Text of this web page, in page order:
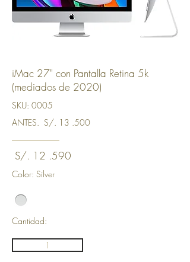
iMac 27" con Pantalla Retina 5k
(mediados de 2020)
SKU: 0005
ANTES. S/. 13 .500
S/. 12 .590
Color: Silver
Cantidad:
1